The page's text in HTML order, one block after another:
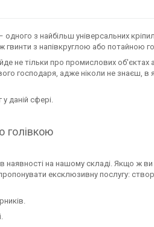
з найбільш універсальних
гвинти з напівкруглою або потайною
не тільки про промислових об'єктах
господаря, адже ніколи не знаєш, в
даній сфері.
голівкою
наявності на нашому складі. Якщо ж
ексклюзивну послугу: